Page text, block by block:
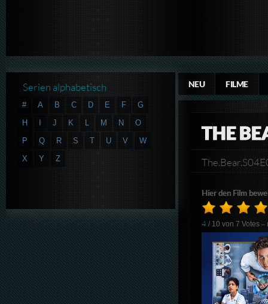
NEU FILME
THE
Hier den Film
4 / 10 von7 Votes –
Serien alphabetisch
# A B C D E F
G
H
I J K L M N
O
P
Q R S T U V
W
X
Y Z